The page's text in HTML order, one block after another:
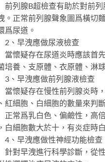
列腺B超檢查有助於對前列
。正常前列腺聲象圖爲橫切
爲尿道。
早洩應做尿液檢查
懷疑存在尿道炎時應該首先
培養、支原體、衣原體、淋
早洩應做前列腺液檢查
懷疑存在慢性前列腺炎時，
紅細胞、白細胞的數量來判
常爲乳白色、偏鹼性，高倍
白細胞數大於十，有炎症時
早洩應做性神經功能檢查
對早洩進行科學診斷，從性